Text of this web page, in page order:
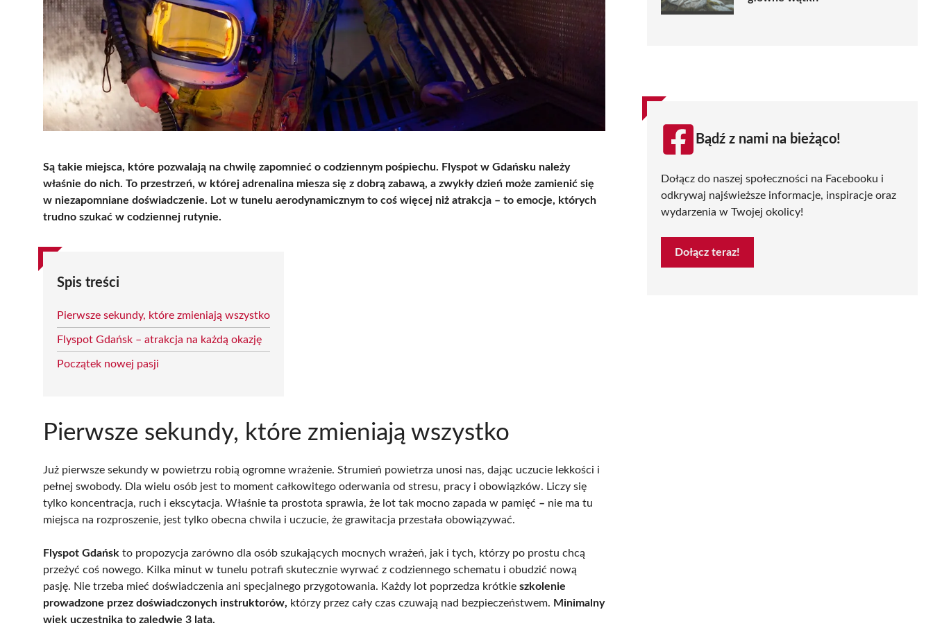
Są takie miejsca, które pozwalają na chwilę zapomnieć o codziennym pośpiechu. Flyspot w Gdańsku należy
właśnie do nich. To przestrzeń, w której adrenalina miesza się z dobrą zabawą, a zwykły dzień może zamienić się
w niezapomniane doświadczenie. Lot w tunelu aerodynamicznym to coś więcej niż atrakcja – to emocje, których
trudno szukać w codziennej rutynie.
Spis treści
Pierwsze sekundy, które zmieniają wszystko
Flyspot Gdańsk – atrakcja na każdą okazję
Początek nowej pasji
Pierwsze sekundy, które zmieniają wszystko
Już pierwsze sekundy w powietrzu robią ogromne wrażenie. Strumień powietrza unosi nas, dając uczucie lekkości i
pełnej swobody. Dla wielu osób jest to moment całkowitego oderwania od stresu, pracy i obowiązków. Liczy się
tylko koncentracja, ruch i ekscytacja. Właśnie ta prostota sprawia, że lot tak mocno zapada w pamięć – nie ma tu
miejsca na rozproszenie, jest tylko obecna chwila i uczucie, że grawitacja przestała obowiązywać.
Flyspot Gdańsk to propozycja zarówno dla osób szukających mocnych wrażeń, jak i tych, którzy po prostu chcą
przeżyć coś nowego. Kilka minut w tunelu potrafi skutecznie wyrwać z codziennego schematu i obudzić nową
pasję. Nie trzeba mieć doświadczenia ani specjalnego przygotowania. Każdy lot poprzedza krótkie szkolenie
prowadzone przez doświadczonych instruktorów, którzy przez cały czas czuwają nad bezpieczeństwem. Minimalny
wiek uczestnika to zaledwie 3 lata.
Bądź z nami na bieżąco!
Dołącz do naszej społeczności na Facebooku i
odkrywaj najświeższe informacje, inspiracje oraz
wydarzenia w Twojej okolicy!
Dołącz teraz!